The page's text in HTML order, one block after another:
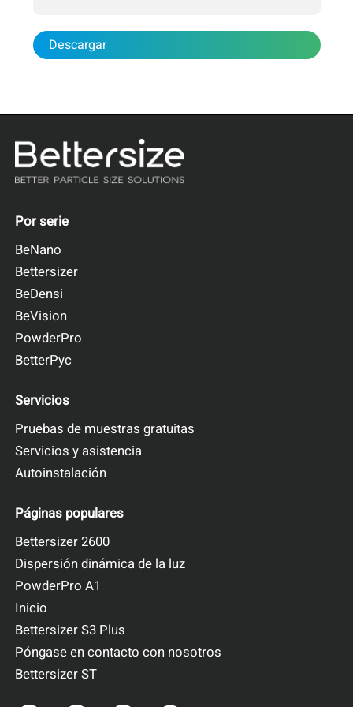
Descargar
Por serie
BeNano
Bettersizer
BeDensi
BeVision
PowderPro
BetterPyc
Servicios
Pruebas de muestras gratuitas
Servicios y asistencia
Autoinstalación
Páginas populares
Bettersizer 2600
Dispersión dinámica de la luz
PowderPro A1
Inicio
Bettersizer S3 Plus
Póngase en contacto con nosotros
Bettersizer ST